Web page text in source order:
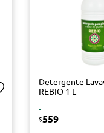
Detergente
REBIO 1 L
-
$559